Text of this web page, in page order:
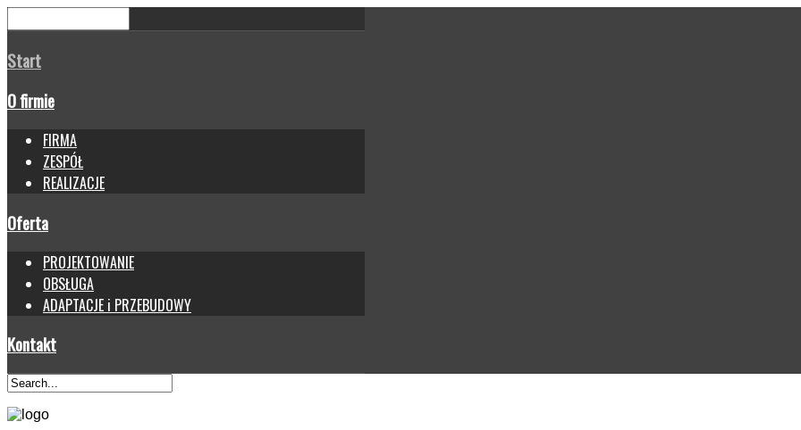
Start
O firmie
FIRMA
ZESPÓŁ
REALIZACJE
Oferta
PROJEKTOWANIE
OBSŁUGA
ADAPTACJE i PRZEBUDOWY
Kontakt